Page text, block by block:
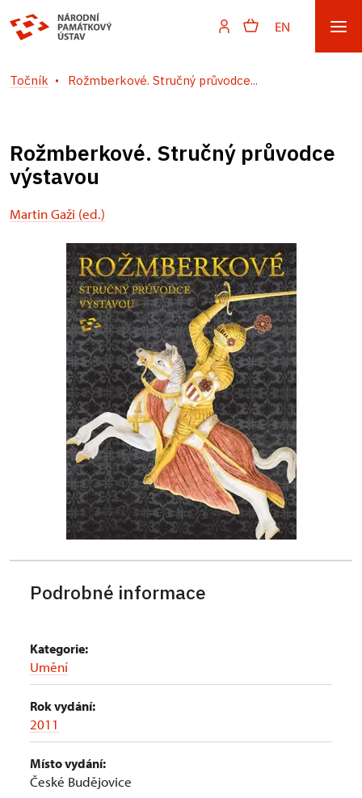
EN
Točník Rožmberkové. Stručný průvodce...
Rožmberkové. Stručný průvodce
výstavou
Martin Gaži (ed.)
Podrobné informace
Kategorie:
Umění
Rok vydání:
2011
Místo vydání:
České Budějovice